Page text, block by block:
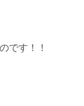
です！！